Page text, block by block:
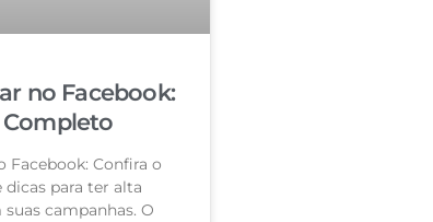
no Facebook:
Facebook: Confira o
dicas para ter alta
campanhas. O